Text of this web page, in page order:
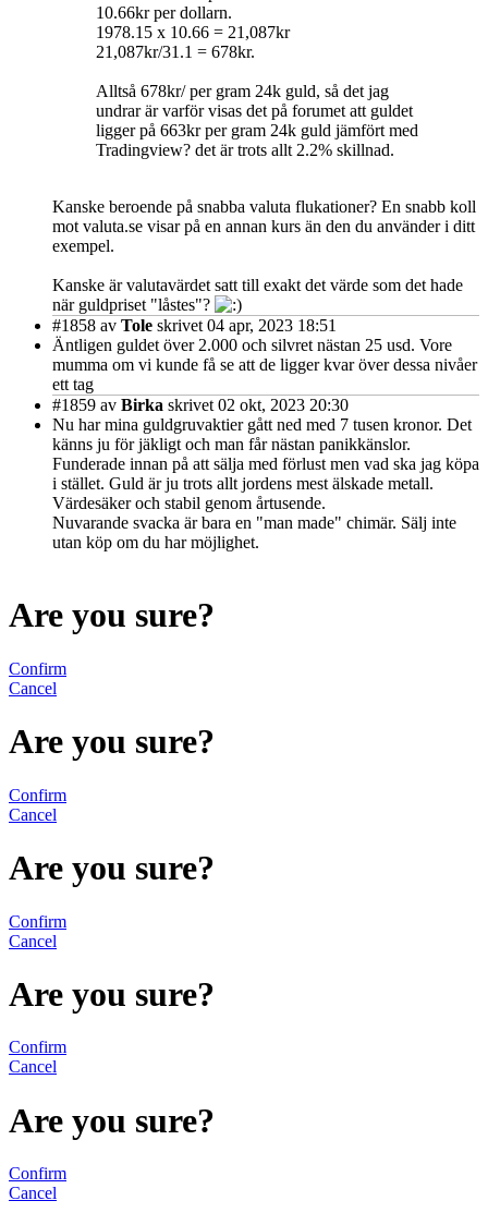
10.66kr per dollarn.
1978.15 x 10.66 = 21,087kr
21,087kr/31.1 = 678kr.
Alltså 678kr/ per gram 24k guld, så det jag
undrar är varför visas det på forumet att guldet
ligger på 663kr per gram 24k guld jämfört med
Tradingview? det är trots allt 2.2% skillnad.
Kanske beroende på snabba valuta flukationer? En snabb koll
mot valuta.se visar på en annan kurs än den du använder i ditt
exempel.
Kanske är valutavärdet satt till exakt det värde som det hade
när guldpriset "låstes"?
#1858 av Tole skrivet 04 apr, 2023 18:51
Äntligen guldet över 2.000 och silvret nästan 25 usd. Vore
mumma om vi kunde få se att de ligger kvar över dessa nivåer
ett tag
#1859 av Birka skrivet 02 okt, 2023 20:30
Nu har mina guldgruvaktier gått ned med 7 tusen kronor. Det
känns ju för jäkligt och man får nästan panikkänslor.
Funderade innan på att sälja med förlust men vad ska jag köpa
i stället. Guld är ju trots allt jordens mest älskade metall.
Värdesäker och stabil genom årtusende.
Nuvarande svacka är bara en "man made" chimär. Sälj inte
utan köp om du har möjlighet.
Are you sure?
Confirm
Cancel
Are you sure?
Confirm
Cancel
Are you sure?
Confirm
Cancel
Are you sure?
Confirm
Cancel
Are you sure?
Confirm
Cancel